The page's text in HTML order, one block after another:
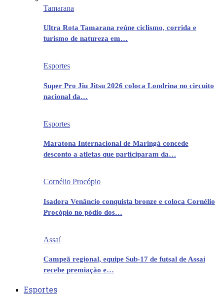
Tamarana
Ultra Rota Tamarana reúne ciclismo, corrida e
turismo de natureza em…
Esportes
Super Pro Jiu Jitsu 2026 coloca Londrina no circuito
nacional da…
Esportes
Maratona Internacional de Maringá concede
desconto a atletas que participaram da…
Cornélio Procópio
Isadora Venâncio conquista bronze e coloca Cornélio
Procópio no pódio dos…
Assaí
Campeã regional, equipe Sub-17 de futsal de Assaí
recebe premiação e…
Esportes